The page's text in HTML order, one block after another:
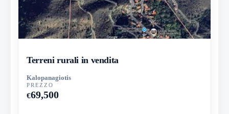
Terreni rurali in vendita
Kalopanagiotis
PREZZO
€69,500